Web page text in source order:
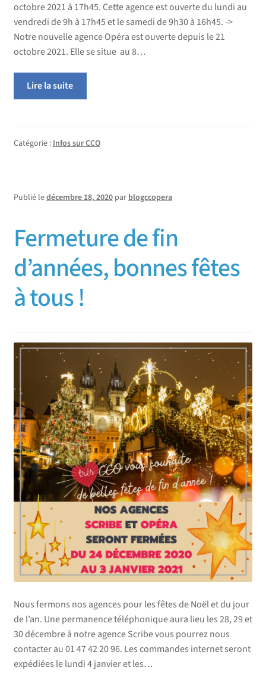
octobre 2021 à 17h45. Cette agence est ouverte du lundi au
vendredi de 9h à 17h45 et le samedi de 9h30 à 16h45. ->
Notre nouvelle agence Opéra est ouverte depuis le 21
octobre 2021. Elle se situe au 8…
Lire la suite
Catégorie : Infos sur CCO
Publié ledécembre 18, 2020 parblogccopera
Fermeture de fin
d’années, bonnes fêtes
à tous !
Nous fermons nos agences pour les fêtes de Noël et du jour
de l’an. Une permanence téléphonique aura lieu les 28, 29 et
30 décembre à notre agence Scribe vous pourrez nous
contacter au 01 47 42 20 96. Les commandes internet seront
expédiées le lundi 4 janvier et les…